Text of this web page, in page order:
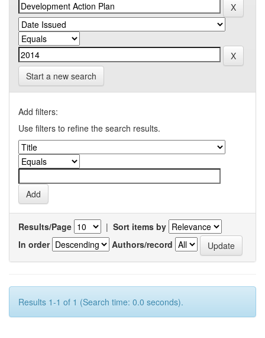
Start a new search
Add filters:
Use filters to refine the search results.
Results/Page | Sort items by
In order
Authors/record
Results 1-1 of 1 (Search time: 0.0 seconds).